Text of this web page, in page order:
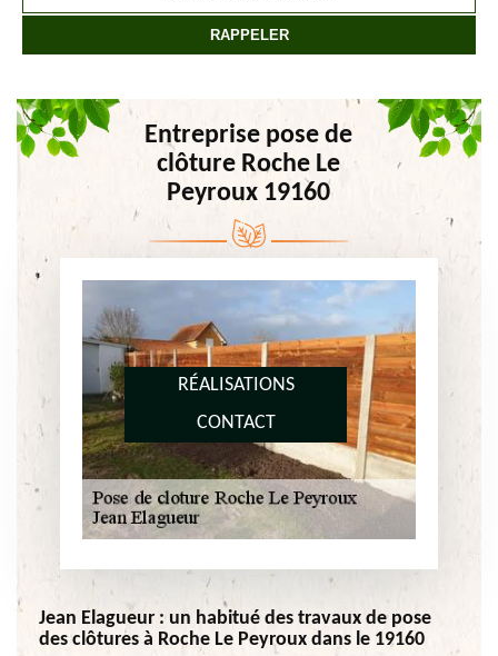
RÉALISATIONS
CONTACT
Entreprise pose de
clôture Roche Le
Peyroux 19160
Jean Elagueur : un habitué des travaux de pose
des clôtures à Roche Le Peyroux dans le 19160